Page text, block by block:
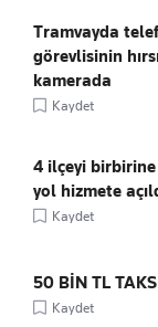
Tramvayda
görevlisinin
kamerada
Kaydet
4 ilçeyi
yol hizmete
Kaydet
50 BİN TL
Kaydet